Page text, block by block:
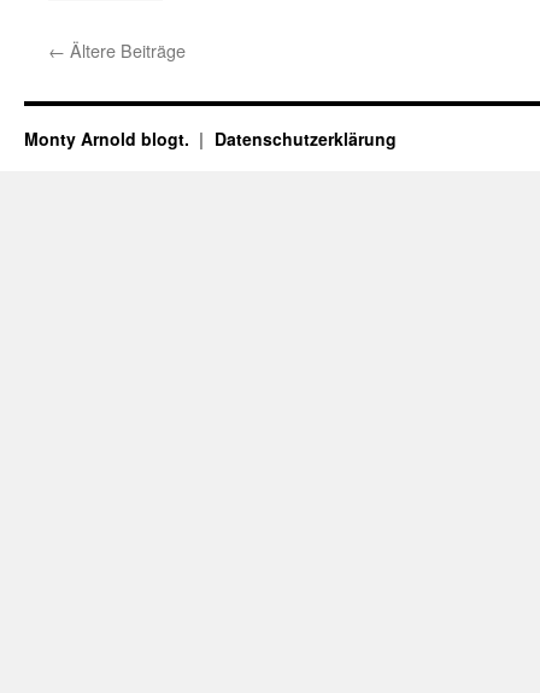
← Ältere Beiträge
Monty Arnold blogt. Datenschutz­erklärung